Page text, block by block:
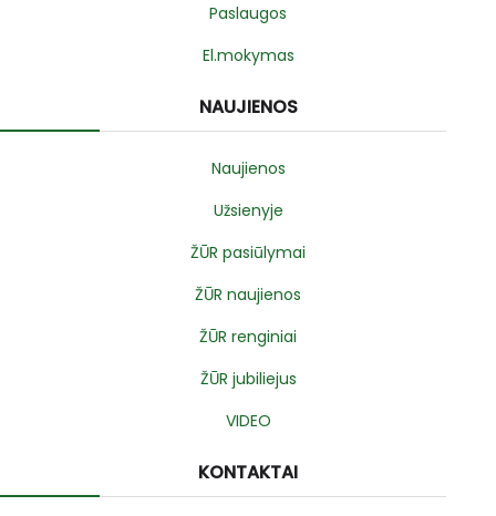
Paslaugos
El.mokymas
NAUJIENOS
Naujienos
Užsienyje
ŽŪR pasiūlymai
ŽŪR naujienos
ŽŪR renginiai
ŽŪR jubiliejus
VIDEO
KONTAKTAI